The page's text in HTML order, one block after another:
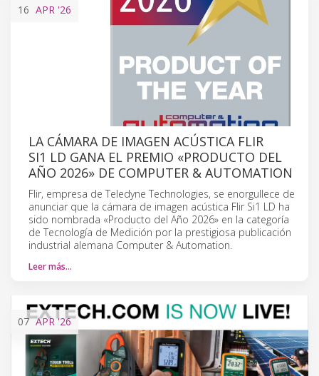
16 APR '26
LA CÁMARA DE IMAGEN ACÚSTICA FLIR
SI1 LD GANA EL PREMIO «PRODUCTO DEL
AÑO 2026» DE COMPUTER & AUTOMATION
Flir, empresa de Teledyne Technologies, se enorgullece de
anunciar que la cámara de imagen acústica Flir Si1 LD ha
sido nombrada «Producto del Año 2026» en la categoría
de Tecnología de Medición por la prestigiosa publicación
industrial alemana Computer & Automation.
Leer más…
07 APR'26